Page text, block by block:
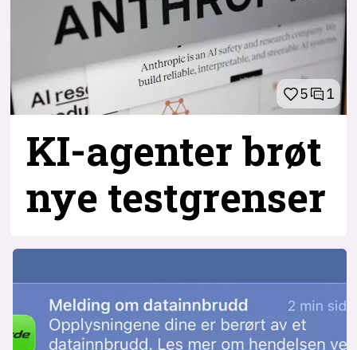
5 1
KI-agenter brøt
nye testgrenser